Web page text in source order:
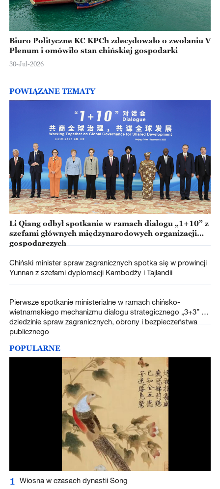
Biuro Polityczne KC KPCh zdecydowało o zwołaniu V
Plenum i omówiło stan chińskiej gospodarki
30-Jul-2026
POWIĄZANE TEMATY
Li Qiang odbył spotkanie w ramach dialogu „1+10” z
szefami głównych międzynarodowych organizacji
gospodarczych
Chiński minister spraw zagranicznych spotka się w prowincji
Yunnan z szefami dyplomacji Kambodży i Tajlandii
Pierwsze spotkanie ministerialne w ramach chińsko-
wietnamskiego mechanizmu dialogu strategicznego „3+3” w
dziedzinie spraw zagranicznych, obrony i bezpieczeństwa
publicznego
POPULARNE
1 Wiosna w czasach dynastii Song